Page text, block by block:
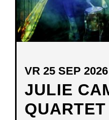
JULIE
VR 25 SEP 2026